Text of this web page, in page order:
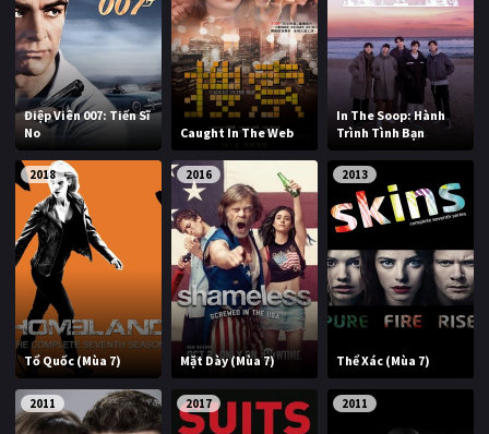
Điệp Viên 007: Tiến Sĩ
No
Caught In The Web
In The Soop: Hành
Trình Tình Bạn
2018
Tổ Quốc (Mùa 7)
2016
Mặt Dày (Mùa 7)
2013
Thể Xác (Mùa 7)
2011 2017 2011